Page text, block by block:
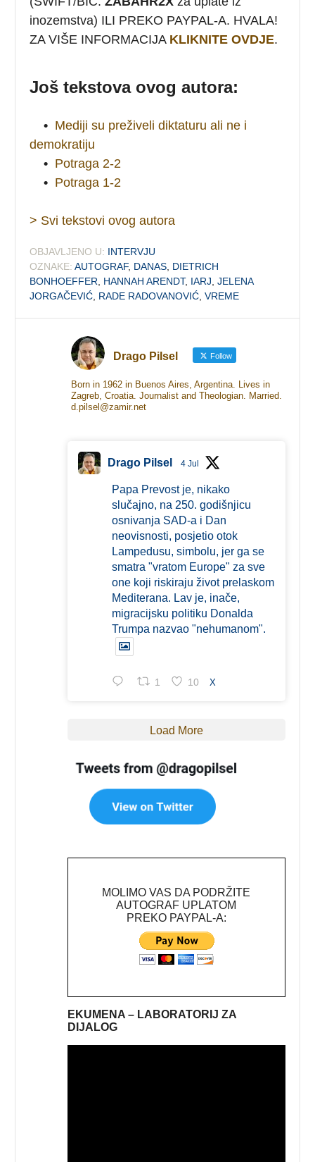
inozemstva) ILI PREKO PAYPAL-A. HVALA!
ZA VIŠE INFORMACIJA KLIKNITE OVDJE.
Još tekstova ovog autora:
• Mediji su preživeli diktaturu ali ne i
demokratiju
• Potraga 2-2
• Potraga 1-2
> Svi tekstovi ovog autora
OBJAVLJENO U: INTERVJU
OZNAKE: AUTOGRAF, DANAS DIETRICH
BONHOEFFER
HANNAH ARENDT, IARJ ,JELENA
JORGAČEVIĆ RADE RADOVANOVIĆ ,VREME
Drago Pilsel Follow
Born in 1962 in Buenos Aires, Argentina. Lives in
Zagreb, Croatia. Journalist and Theologian. Married.
d.pilsel@zamir.net
Drago Pilsel 4 Jul
Papa Prevost je, nikako
slučajno, na 250. godišnjicu
osnivanja SAD-a i Dan
neovisnosti, posjetio otok
Lampedusu, simbolu, jer ga se
smatra "vratom Europe" za sve
one koji riskiraju život prelaskom
Mediterana. Lav je, inače,
migracijsku politiku Donalda
Trumpa nazvao "nehumanom".
1 10 X
Load More
MOLIMO VAS DA PODRŽITE
AUTOGRAF UPLATOM
PREKO PAYPAL-A:
EKUMENA – LABORATORIJ ZA
DIJALOG